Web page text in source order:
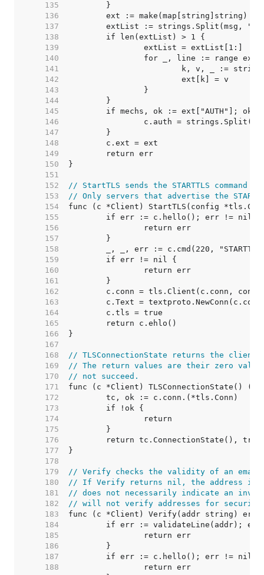
   135
   136
   137
   138
   139
   140
   141
   142
   143
   144
   145
   146
   147
   148
   149
   150
   151
   152
// StartTLS sends the STARTTLS
   153
// Only servers that advertise the
   154
   155
   156
   157
   158
   159
   160
   161
   162
   163
   164
   165
   166
   167
   168
// TLSConnectionState returns the
   169
// The return values are their zero
   170
// not succeed.
   171
   172
   173
   174
   175
   176
   177
   178
   179
// Verify checks the validity of an email
   180
// If Verify returns nil, the address is
   181
// does not necessarily indicate an
   182
// will not verify addresses for security
   183
   184
   185
   186
   187
   188